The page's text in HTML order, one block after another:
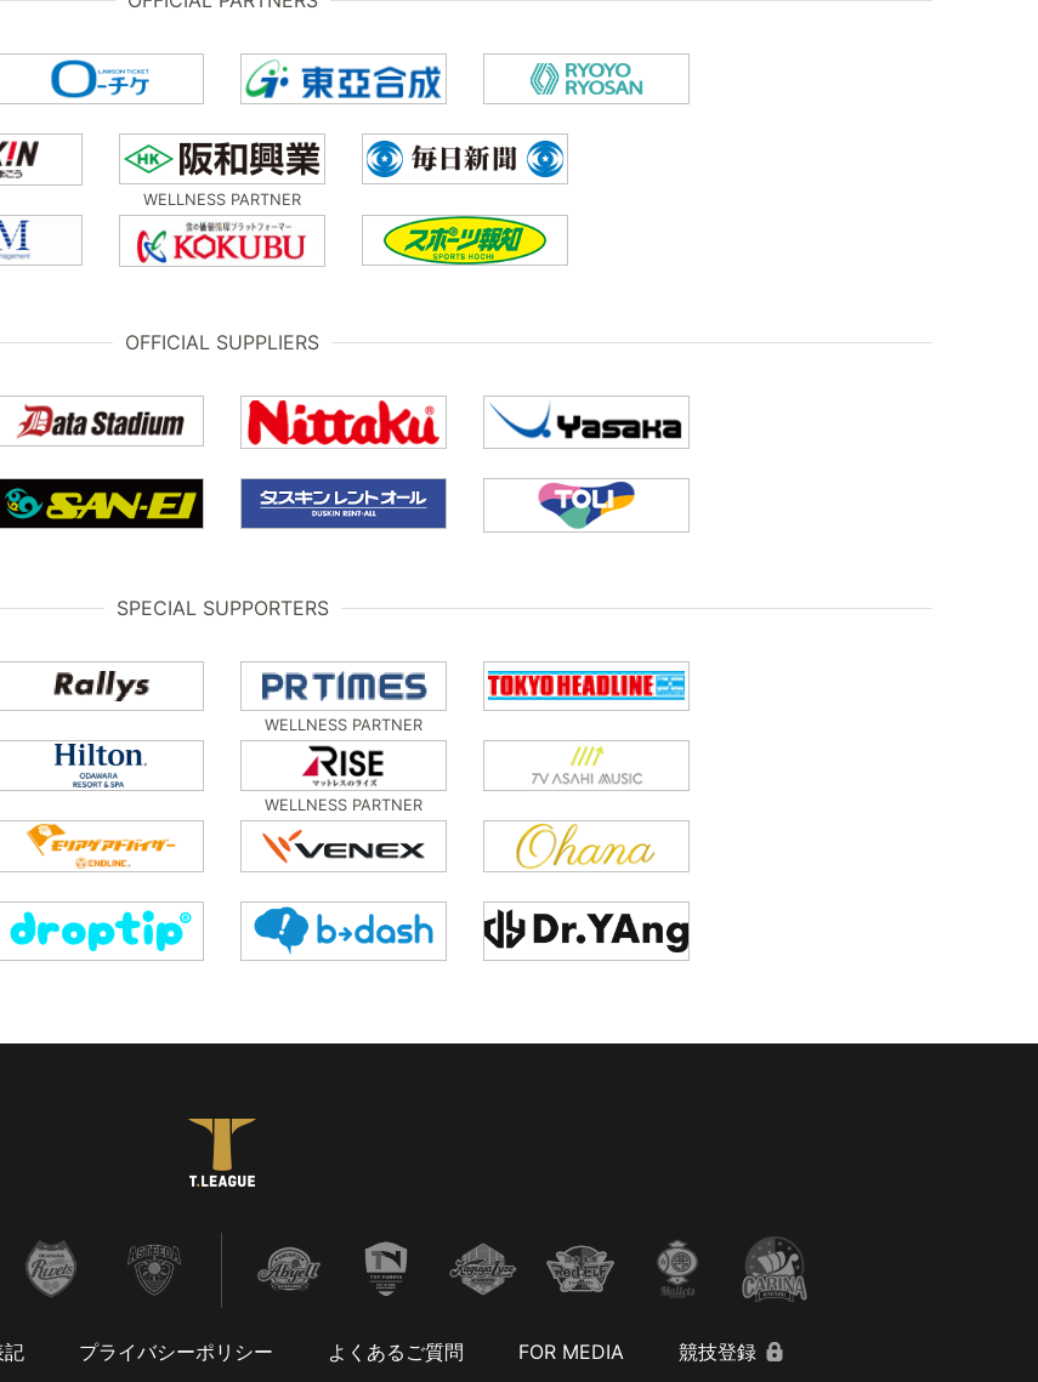
WELLNESS PARTNER
OFFICIAL SUPPLIERS
SPECIAL SUPPORTERS
WELLNESS PARTNER
WELLNESS PARTNER
記 プライバシーポリシー よくあるご質問 FOR MEDIA 競技登録